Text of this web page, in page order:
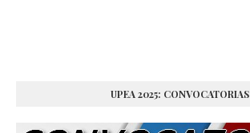
UPEA 2025: CONVOCATORIAS